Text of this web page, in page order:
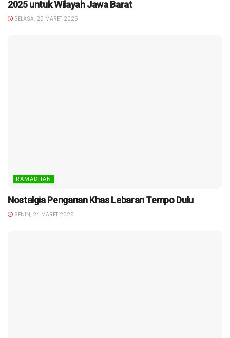
2025 untuk Wilayah Jawa Barat
SELASA, 25 MARET 2025
RAMADHAN
Nostalgia Penganan Khas Lebaran Tempo Dulu
SENIN, 24 MARET 2025